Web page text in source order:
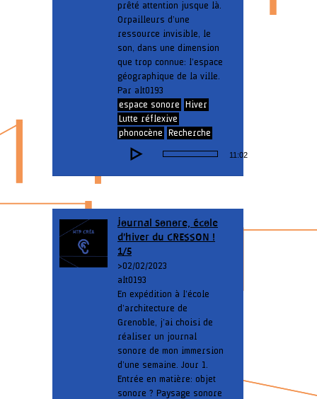
prêté attention jusque là.
Orpailleurs d’une
ressource invisible, le
son, dans une dimension
que trop connue: l’espace
géographique de la ville.
Par alt0193
espace sonore
Hiver
Lutte réflexive
phonocène
Recherche
Lecteur
audio
11:02
Journal sonore, école
d’hiver du CRESSON !
1/5
> 02/02/2023
alt0193
En expédition à l’école
d’architecture de
Grenoble, j’ai choisi de
réaliser un journal
sonore de mon immersion
d’une semaine. Jour 1.
Entrée en matière: objet
sonore ? Paysage sonore